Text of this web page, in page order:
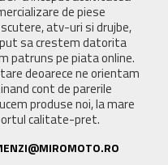
de piese
atv-uri si drujbe,
sa crestem datorita
patruns pe piata online.
deoarece ne orientam
cont de parerile
produse noi, la mare
calitate-pret.